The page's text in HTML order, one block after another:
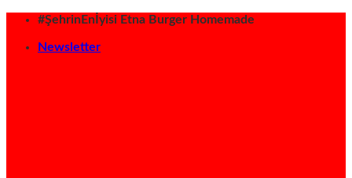
İçeriğe#ŞehrinEnİyisi Etna Burger Homemade
Newsletter